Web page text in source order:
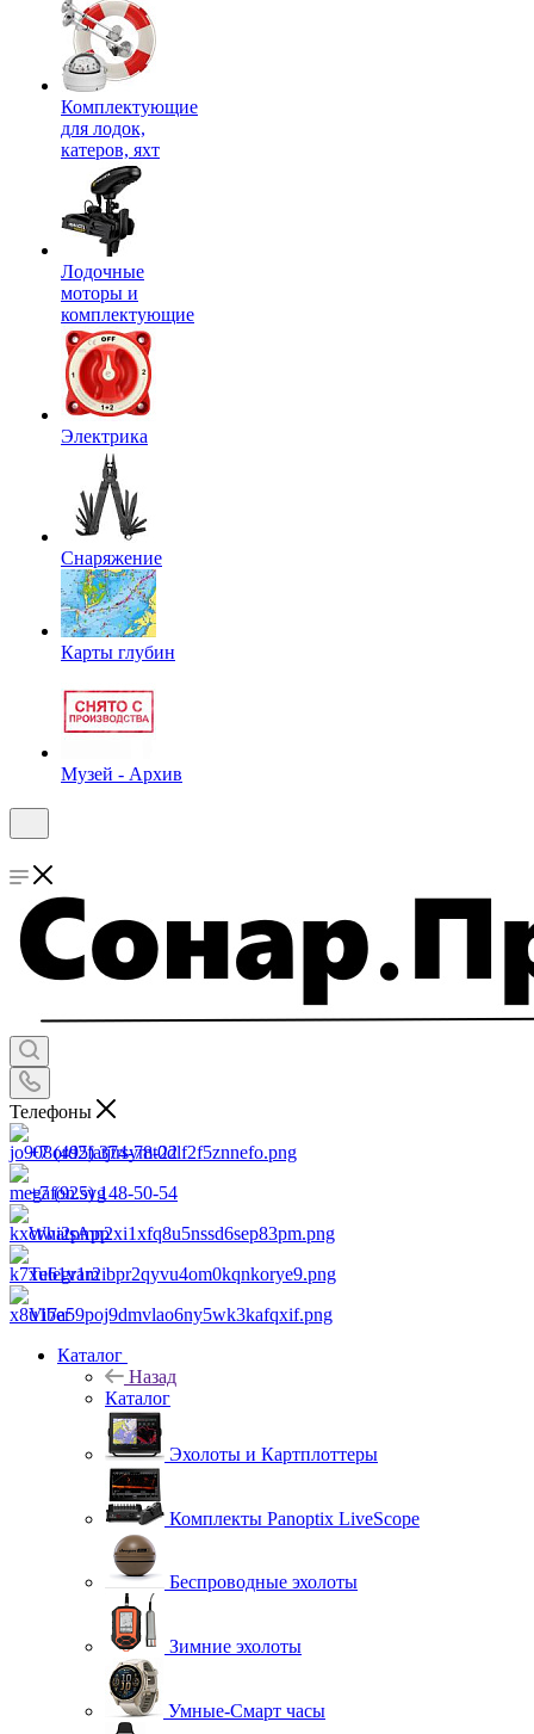
Комплектующие
для лодок,
катеров, яхт
Лодочные
моторы и
комплектующие
Электрика
Снаряжение
Карты глубин
Музей - Архив
Телефоны
+7 (495) 374-78-22
+7 (925) 148-50-54
WhatsApp
Telegram
Viber
Каталог
Назад
Каталог
Эхолоты и Картплоттеры
Комплекты Panoptix LiveScope
Беспроводные эхолоты
Зимние эхолоты
Умные-Смарт часы